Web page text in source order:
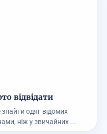
відвідати
знайти одяг відомих
ніж у звичайних ...